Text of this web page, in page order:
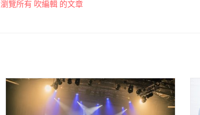
瀏覽所有 吹編輯 的文章